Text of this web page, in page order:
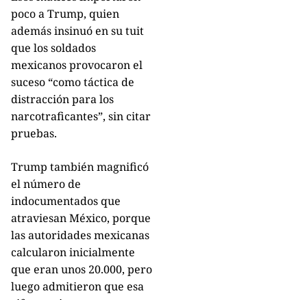
poco a Trump, quien
además insinuó en su tuit
que los soldados
mexicanos provocaron el
suceso “como táctica de
distracción para los
narcotraficantes”, sin citar
pruebas.
Trump también magnificó
el número de
indocumentados que
atraviesan México, porque
las autoridades mexicanas
calcularon inicialmente
que eran unos 20.000, pero
luego admitieron que esa